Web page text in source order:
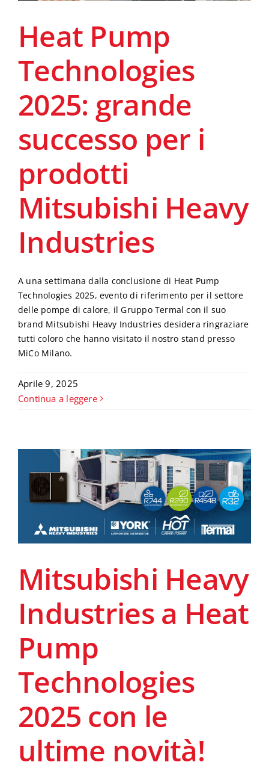
Heat Pump
Technologies
2025: grande
successo per i
prodotti
Mitsubishi Heavy
Industries
A una settimana dalla conclusione di Heat Pump
Technologies 2025, evento di riferimento per il settore
delle pompe di calore, il Gruppo Termal con il suo
brand Mitsubishi Heavy Industries desidera ringraziare
tutti coloro che hanno visitato il nostro stand presso
MiCo Milano.
Aprile 9, 2025
Continua a leggere
Mitsubishi Heavy
Industries a Heat
Pump
Technologies
2025 con le
ultime novità!